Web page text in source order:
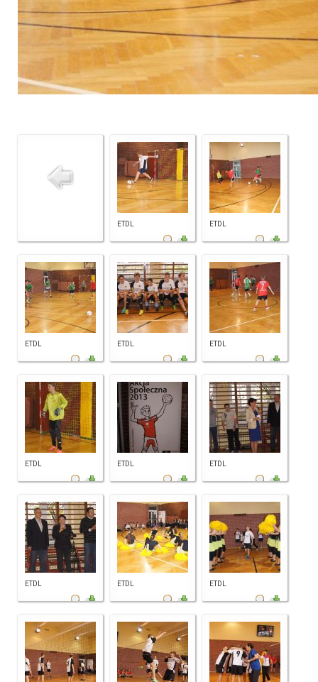
ETDL ETDL
ETDL ETDL ETDL
ETDL ETDL ETDL
ETDL ETDL ETDL